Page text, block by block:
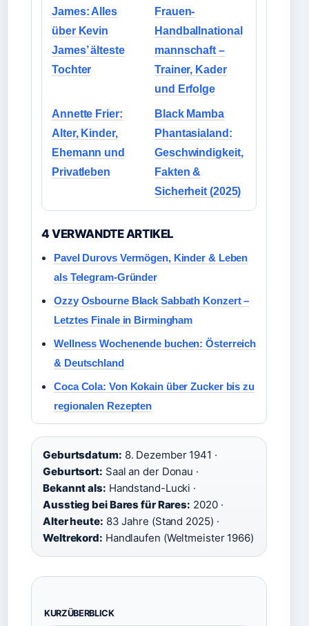
James: Alles
über Kevin
James’ älteste
Tochter
Frauen-
Handballnational
mannschaft –
Trainer, Kader
und Erfolge
Annette Frier:
Alter, Kinder,
Ehemann und
Privatleben
Black Mamba
Phantasialand:
Geschwindigkeit,
Fakten &
Sicherheit (2025)
4 VERWANDTE ARTIKEL
Pavel Durovs Vermögen, Kinder & Leben
als Telegram-Gründer
Ozzy Osbourne Black Sabbath Konzert –
Letztes Finale in Birmingham
Wellness Wochenende buchen: Österreich
& Deutschland
Coca Cola: Von Kokain über Zucker bis zu
regionalen Rezepten
Geburtsdatum: 8. Dezember 1941 ·
Geburtsort: Saal an der Donau ·
Bekannt als: Handstand-Lucki ·
Ausstieg bei Bares für Rares: 2020 ·
Alter heute: 83 Jahre (Stand 2025) ·
Weltrekord: Handlaufen (Weltmeister 1966)
KURZÜBERBLICK